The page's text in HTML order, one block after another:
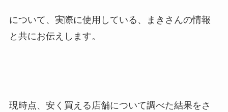
について、実際に使用している、まきさんの情報
と共にお伝えします。
現時点、安く買える店舗について調べた結果をさ